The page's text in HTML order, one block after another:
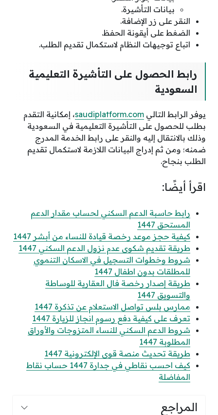
بيانات التأشيرة.
النقر على زر الإضافة.
الضغط على أيقونة الحفظ.
اتباع توجيهات النظام لاستكمال تقديم الطلب.
رابط الحصول على التأشيرة التعليمية
السعودية
يوفر الرابط التالي saudiplatform.com، إمكانية التقدم
بطلب للحصول على التأشيرة التعليمية في السعودية
وذلك بالانتقال إليه والنقر على رابط الخدمة المدرج
ضمنه؛ ومن ثم إدراج البيانات اللازمة لاستكمال تقديم
الطلب بنجاح.
اقرأ أيضًا:
رابط حاسبة الدعم السكني لحساب مقدار الدعم
المستحق 1447
كيفية حجز موعد رخصة قيادة للنساء من أبشر 1447
طريقة تقديم شكوى عدم نزول الدعم السكني 1447
شروط وخطوات التسجيل في الاسكان التنموي
للمطلقات بدون اطفال 1447
طريقة إصدار رخصة فال العقارية للوساطة
والتسويق 1447
ممارس بلس تواصل الاستعلام عن تذكرة 1447
تعرف على كيفية دفع رسوم انجاز للزيارة 1447
شروط الدعم السكني للنساء المتزوجات والأوراق
المطلوبة 1447
طريقة تحديث منصة قوى الإلكترونية 1447
كيف احسب نقاطي في جدارة 1447 حساب نقاط
المفاضلة
المراجع